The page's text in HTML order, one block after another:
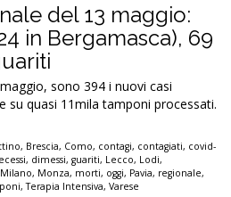
del 13 maggio:
in Bergamasca), 69
sono 394 i nuovi casi
su quasi 11mila tamponi processati.
, Brescia, Como, contagi, contagiati, covid-
, dimessi, guariti, Lecco, Lodi,
Milano, Monza, morti, oggi, Pavia, regionale,
,Terapia Intensiva, Varese